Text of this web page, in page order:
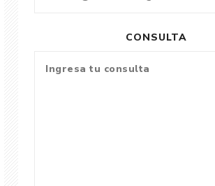
CONSULTA